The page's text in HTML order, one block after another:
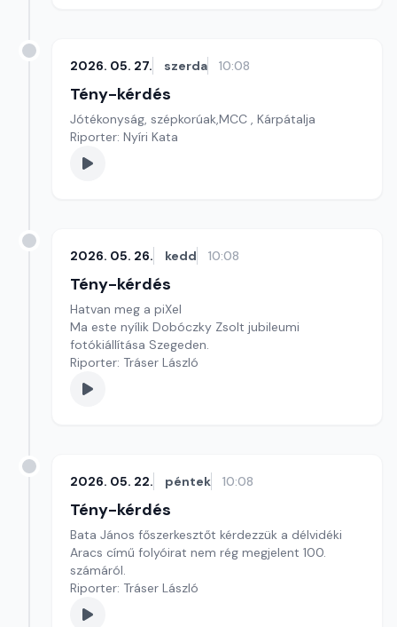
2026. 05. 27. szerda 10:08
Tény-kérdés
Jótékonyság, szépkorúak,MCC , Kárpátalja
Riporter: Nyíri Kata
2026. 05. 26. kedd 10:08
Tény-kérdés
Hatvan meg a piXel
Ma este nyílik Dobóczky Zsolt jubileumi
fotókiállítása Szegeden.
Riporter: Tráser László
2026. 05. 22. péntek 10:08
Tény-kérdés
Bata János főszerkesztőt kérdezzük a délvidéki
Aracs című folyóirat nem rég megjelent 100.
számáról.
Riporter: Tráser László